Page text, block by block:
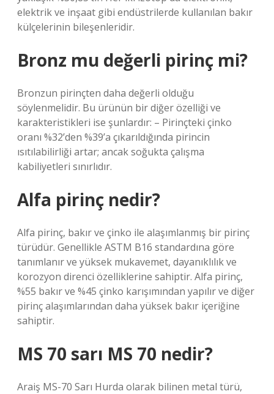
elektrik ve inşaat gibi endüstrilerde kullanılan bakır
külçelerinin bileşenleridir.
Bronz mu değerli pirinç mi?
Bronzun pirinçten daha değerli olduğu
söylenmelidir. Bu ürünün bir diğer özelliği ve
karakteristikleri ise şunlardır: – Pirinçteki çinko
oranı %32’den %39’a çıkarıldığında pirincin
ısıtılabilirliği artar; ancak soğukta çalışma
kabiliyetleri sınırlıdır.
Alfa pirinç nedir?
Alfa pirinç, bakır ve çinko ile alaşımlanmış bir pirinç
türüdür. Genellikle ASTM B16 standardına göre
tanımlanır ve yüksek mukavemet, dayanıklılık ve
korozyon direnci özelliklerine sahiptir. Alfa pirinç,
%55 bakır ve %45 çinko karışımından yapılır ve diğer
pirinç alaşımlarından daha yüksek bakır içeriğine
sahiptir.
MS 70 sarı MS 70 nedir?
Araiş MS-70 Sarı Hurda olarak bilinen metal türü,